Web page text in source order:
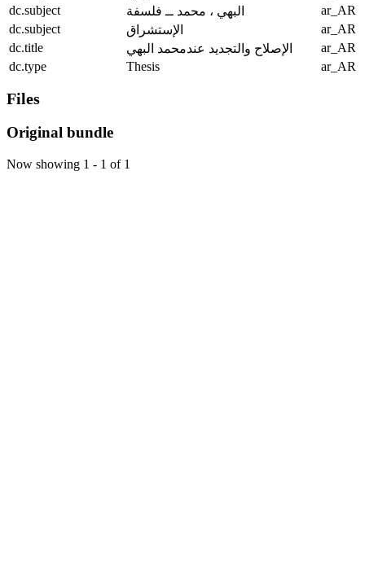
dc.subject
البهي ، محمد ــ فلسفة
ar_AR
dc.subject
الإستشراق
ar_AR
dc.title
الإصلاح والتجديد عندمحمد البهي
ar_AR
dc.type
Thesis ar_AR
Files
Original bundle
Now showing 1 - 1 of 1